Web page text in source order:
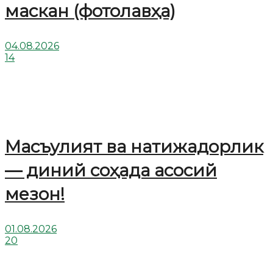
маскан (фотолавҳа)
04.08.2026
14
Масъулият ва натижадорлик
— диний соҳада асосий
мезон!
01.08.2026
20